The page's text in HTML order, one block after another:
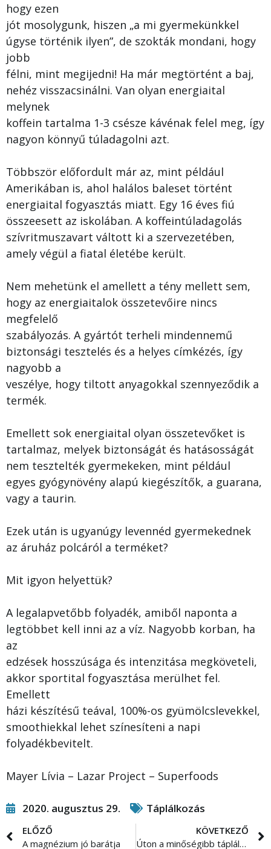
hogy ezen
jót mosolygunk, hiszen „a mi gyermekünkkel
úgyse történik ilyen”, de szokták mondani, hogy
jobb
félni, mint megijedni! Ha már megtörtént a baj,
nehéz visszacsinálni. Van olyan energiaital
melynek
koffein tartalma 1-3 csésze kávénak felel meg, így
nagyon könnyű túladagolni azt.
Többször előfordult már az, mint például
Amerikában is, ahol halálos baleset történt
energiaital fogyasztás miatt. Egy 16 éves fiú
összeesett az iskolában. A koffeintúladagolás
szívritmuszavart váltott ki a szervezetében,
amely végül a fiatal életébe került.
Nem mehetünk el amellett a tény mellett sem,
hogy az energiaitalok összetevőire nincs
megfelelő
szabályozás. A gyártót terheli mindennemű
biztonsági tesztelés és a helyes címkézés, így
nagyobb a
veszélye, hogy tiltott anyagokkal szennyeződik a
termék.
Emellett sok energiaital olyan összetevőket is
tartalmaz, melyek biztonságát és hatásosságát
nem tesztelték gyermekeken, mint például
egyes gyógynövény alapú kiegészítők, a guarana,
vagy a taurin.
Ezek után is ugyanúgy levennéd gyermekednek
az áruház polcáról a terméket?
Mit igyon helyettük?
A legalapvetőbb folyadék, amiből naponta a
legtöbbet kell inni az a víz. Nagyobb korban, ha
az
edzések hosszúsága és intenzitása megköveteli,
akkor sportital fogyasztása merülhet fel.
Emellett
házi készítésű teával, 100%-os gyümölcslevekkel,
smoothiekkal lehet színesíteni a napi
folyadékbevitelt.
Mayer Lívia – Lazar Project – Superfoods
2020. augusztus 29. Táplálkozás
ELŐZŐ
A magnézium jó barátja
KÖVETKEZŐ
Úton a minőségibb táplálkozás felé